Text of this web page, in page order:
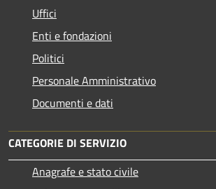
Uffici
Enti e fondazioni
Politici
Personale Amministrativo
Documenti e dati
CATEGORIE DI SERVIZIO
Anagrafe e stato civile